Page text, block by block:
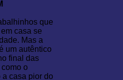
que
casa se
Mas a
um autêntico
final das
o
casa pior do